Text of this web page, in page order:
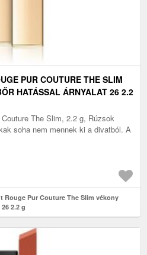
PUR COUTURE THE SLIM
HATÁSSAL ÁRNYALAT 26 2.2
The Slim, 2.2 g, Rúzsok
soha nem mennek ki a divatból. A
Rouge Pur Couture The Slim vékony
2.2 g